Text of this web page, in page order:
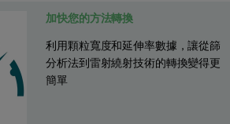
加快您的方法轉換
利用顆粒寬度和延伸率數據，讓從篩
分析法到雷射繞射技術的轉換變得更
簡單